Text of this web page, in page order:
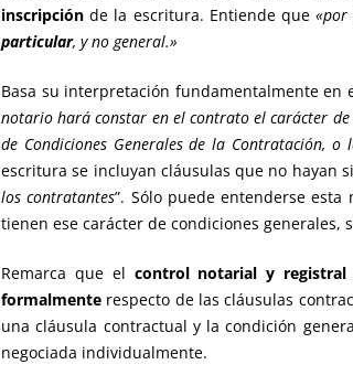
inscripción de la escritura. Entiende que«por
particular, y no general.»
Basa su interpretación fundamentalmente en
notario hará constar en el contrato el carácter de
de Condiciones Generales de la Contratación, o
escritura se incluyan cláusulas que no hayan
los contratantes”. Sólo puede entenderse
tienen ese carácter de condiciones
Remarca que el control notarial y registral
formalmente respecto de las cláusulas
una cláusula contractual y la condición
negociada individualmente.